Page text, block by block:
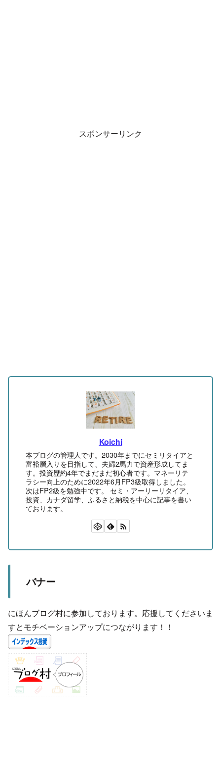
スポンサーリンク
Koichi
本ブログの管理人です。2030年までにセミリタイアと
富裕層入りを目指して、夫婦2馬力で資産形成してま
す。投資歴約4年でまだまだ初心者です。マネーリテ
ラシー向上のために2022年6月FP3級取得しました。
次はFP2級を勉強中です。 セミ・アーリーリタイア、
投資、カナダ留学、ふるさと納税を中心に記事を書い
ております。
バナー
にほんブログ村に参加しております。応援してくださいま
すとモチベーションアップにつながります！！